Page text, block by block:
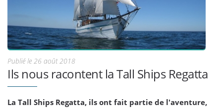
Publié le 26 août 2018
Ils nous racontent la Tall Ships Regatta
La Tall Ships Regatta, ils ont fait partie de l'aventure,